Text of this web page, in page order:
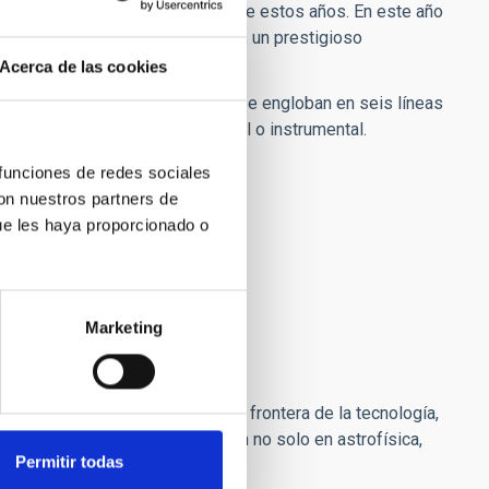
Acerca de las cookies
de redes sociales
nuestros partners de
les haya proporcionado o
Marketing
Permitir todas
internacional a lo largo de estos años. En este año
de Excelencia Severo Ochoa, un prestigioso
en España.
astrofísica. Estos proyectos se engloban en seis líneas
teórica como observacional o instrumental.
Muchachos y del Teide
de observación en la frontera de la tecnología,
los cuales serán de aplicación no solo en astrofísica,